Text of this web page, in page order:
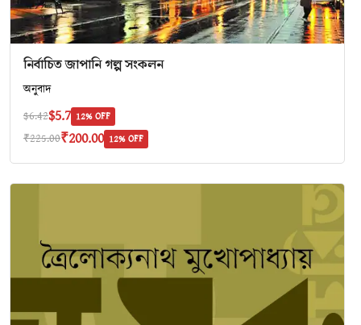
নির্বাচিত জাপানি গল্প সংকলন
অনুবাদ
$6.42$5.7 12% OFF
₹225.00₹200.00 12% OFF